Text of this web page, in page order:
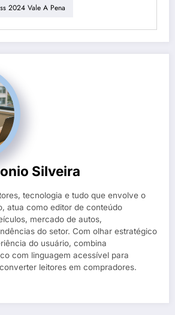
2024 Vale A Pena
Silveira
tecnologia e tudo que envolve o
atua como editor de conteúdo
mercado de autos,
do setor. Com olhar estratégico
do usuário, combina
com linguagem acessível para
leitores em compradores.